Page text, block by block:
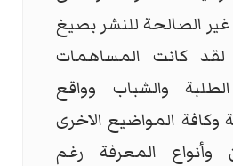
الصالحة للنشر بصيغ
لقد كانت المساهمات
والشباب وواقع
وكافة المواضيع الاخرى
وأنواع المعرفة رغم